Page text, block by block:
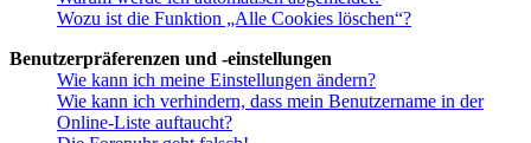
Wozu ist die Funktion „Alle Cookies löschen“?
Benutzerpräferenzen und -einstellungen
Wie kann ich meine Einstellungen ändern?
Wie kann ich verhindern, dass mein Benutzername in der
Online-Liste auftaucht?